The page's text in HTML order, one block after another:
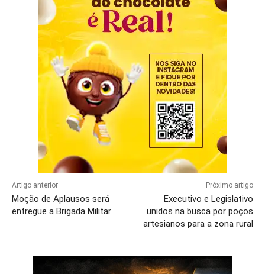
Artigo anterior
Moção de Aplausos será
entregue a Brigada Militar
Próximo artigo
Executivo e Legislativo
unidos na busca por poços
artesianos para a zona rural